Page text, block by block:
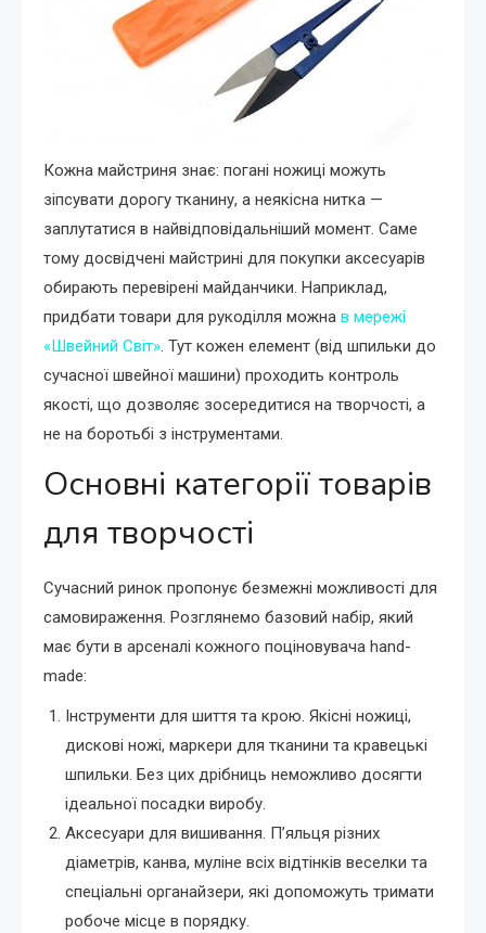
Кожна майстриня знає: погані ножиці можуть
зіпсувати дорогу тканину, а неякісна нитка —
заплутатися в найвідповідальніший момент. Саме
тому досвідчені майстрині для покупки аксесуарів
обирають перевірені майданчики. Наприклад,
придбати товари для рукоділля можна в мережі
«Швейний Світ». Тут кожен елемент (від шпильки до
сучасної швейної машини) проходить контроль
якості, що дозволяє зосередитися на творчості, а
не на боротьбі з інструментами.
Основні категорії товарів
для творчості
Сучасний ринок пропонує безмежні можливості для
самовираження. Розглянемо базовий набір, який
має бути в арсеналі кожного поціновувача hand-
made:
Інструменти для шиття та крою. Якісні ножиці,
дискові ножі, маркери для тканини та кравецькі
шпильки. Без цих дрібниць неможливо досягти
ідеальної посадки виробу.
Аксесуари для вишивання. П’яльця різних
діаметрів, канва, муліне всіх відтінків веселки та
спеціальні органайзери, які допоможуть тримати
робоче місце в порядку.